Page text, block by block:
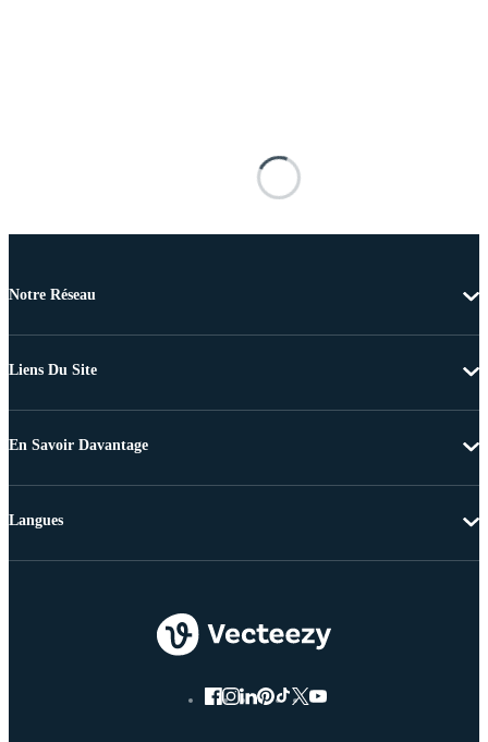
Notre Réseau
Liens Du Site
En Savoir Davantage
Langues